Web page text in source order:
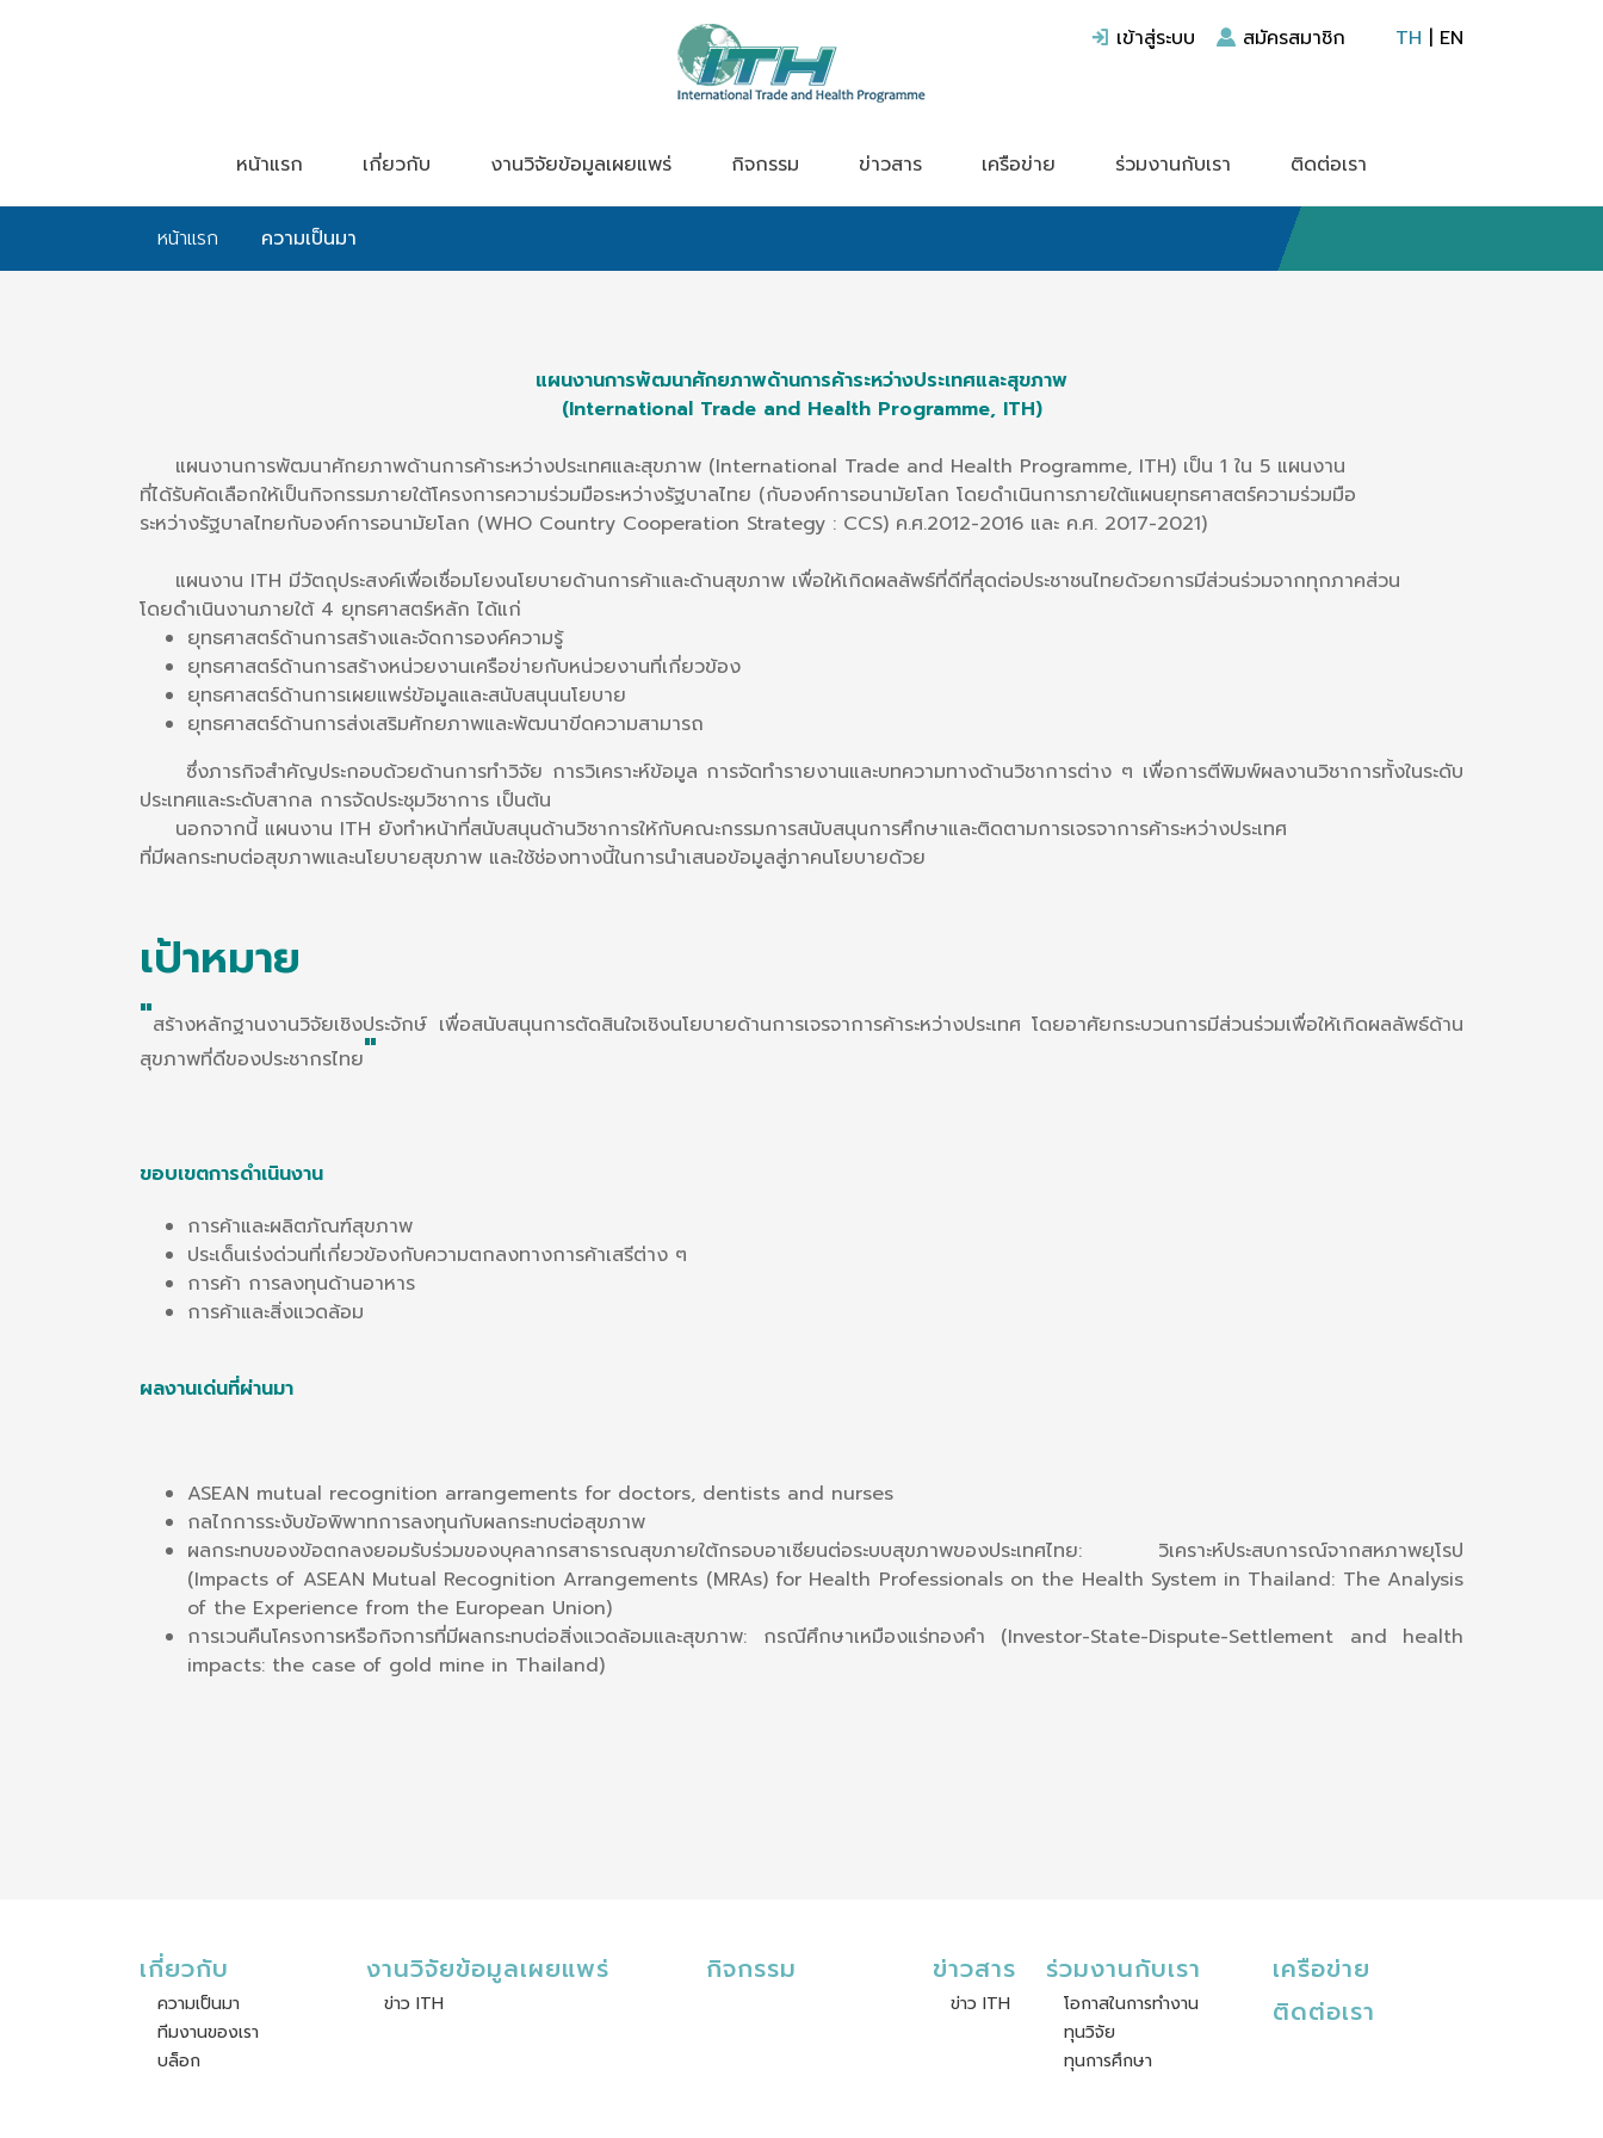
เข้าสู่ระบบ สมัครสมาชิก TH | EN
หน้าแรก เกี่ยวกับ งานวิจัยข้อมูลเผยแพร่ กิจกรรม ข่าวสาร เครือข่าย ร่วมงานกับเรา ติดต่อเรา
หน้าแรก ความเป็นมา
แผนงานการพัฒนาศักยภาพด้านการค้าระหว่างประเทศและสุขภาพ
(International Trade and Health Programme, ITH)
แผนงานการพัฒนาศักยภาพด้านการค้าระหว่างประเทศและสุขภาพ (International Trade and Health Programme, ITH) เป็น 1 ใน 5 แผนงาน
ที่ได้รับคัดเลือกให้เป็นกิจกรรมภายใต้โครงการความร่วมมือระหว่างรัฐบาลไทย (กับองค์การอนามัยโลก โดยดำเนินการภายใต้แผนยุทธศาสตร์ความร่วมมือ
ระหว่างรัฐบาลไทยกับองค์การอนามัยโลก (WHO Country Cooperation Strategy : CCS) ค.ศ.2012-2016 และ ค.ศ. 2017-2021)
แผนงาน ITH มีวัตถุประสงค์เพื่อเชื่อมโยงนโยบายด้านการค้าและด้านสุขภาพ เพื่อให้เกิดผลลัพธ์ที่ดีที่สุดต่อประชาชนไทยด้วยการมีส่วนร่วมจากทุกภาคส่วน
โดยดำเนินงานภายใต้ 4 ยุทธศาสตร์หลัก ได้แก่
ยุทธศาสตร์ด้านการสร้างและจัดการองค์ความรู้
ยุทธศาสตร์ด้านการสร้างหน่วยงานเครือข่ายกับหน่วยงานที่เกี่ยวข้อง
ยุทธศาสตร์ด้านการเผยแพร่ข้อมูลและสนับสนุนนโยบาย
ยุทธศาสตร์ด้านการส่งเสริมศักยภาพและพัฒนาขีดความสามารถ
ซึ่งภารกิจสำคัญประกอบด้วยด้านการทำวิจัย การวิเคราะห์ข้อมูล การจัดทำรายงานและบทความทางด้านวิชาการต่าง ๆ เพื่อการตีพิมพ์ผลงานวิชาการทั้งในระดับ
ประเทศและระดับสากล การจัดประชุมวิชาการ เป็นต้น
นอกจากนี้ แผนงาน ITH ยังทำหน้าที่สนับสนุนด้านวิชาการให้กับคณะกรรมการสนับสนุนการศึกษาและติดตามการเจรจาการค้าระหว่างประเทศ
ที่มีผลกระทบต่อสุขภาพและนโยบายสุขภาพ และใช้ช่องทางนี้ในการนำเสนอข้อมูลสู่ภาคนโยบายด้วย
เป้าหมาย
"สร้างหลักฐานงานวิจัยเชิงประจักษ์ เพื่อสนับสนุนการตัดสินใจเชิงนโยบายด้านการเจรจาการค้าระหว่างประเทศ โดยอาศัยกระบวนการมีส่วนร่วมเพื่อให้เกิดผลลัพธ์ด้าน
สุขภาพที่ดีของประชากรไทย"
ขอบเขตการดำเนินงาน
การค้าและผลิตภัณฑ์สุขภาพ
ประเด็นเร่งด่วนที่เกี่ยวข้องกับความตกลงทางการค้าเสรีต่าง ๆ
การค้า การลงทุนด้านอาหาร
การค้าและสิ่งแวดล้อม
ผลงานเด่นที่ผ่านมา
ASEAN mutual recognition arrangements for doctors, dentists and nurses
กลไกการระงับข้อพิพาทการลงทุนกับผลกระทบต่อสุขภาพ
ผลกระทบของข้อตกลงยอมรับร่วมของบุคลากรสาธารณสุขภายใต้กรอบอาเซียนต่อระบบสุขภาพของประเทศไทย: วิเคราะห์ประสบการณ์จากสหภาพยุโรป
(Impacts of ASEAN Mutual Recognition Arrangements (MRAs) for Health Professionals on the Health System in Thailand: The Analysis
of the Experience from the European Union)
การเวนคืนโครงการหรือกิจการที่มีผลกระทบต่อสิ่งแวดล้อมและสุขภาพ: กรณีศึกษาเหมืองแร่ทองคำ (Investor-State-Dispute-Settlement and health
impacts: the case of gold mine in Thailand)
เกี่ยวกับ
ความเป็นมา
ทีมงานของเรา
บล็อก
งานวิจัยข้อมูลเผยแพร่
ข่าว ITH
กิจกรรม ข่าวสาร
ข่าว ITH
ร่วมงานกับเรา
โอกาสในการทำงาน
ทุนวิจัย
ทุนการศึกษา
เครือข่าย
ติดต่อเรา